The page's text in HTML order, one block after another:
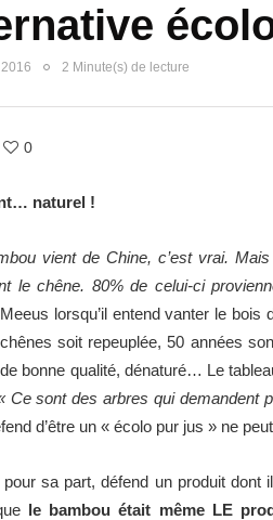
2 Minute(s) de lecture
0
naturel !
vient de Chine, c’est vrai.
le chêne. 80% de celui-ci
lorsqu’il entend vanter le bois
soit repeuplée, 50 années
bonne qualité, dénaturé… Le
Ce sont des arbres qui demandent
d’être un « écolo pur jus » ne
pour sa part, défend un produit
le bambou était même LE